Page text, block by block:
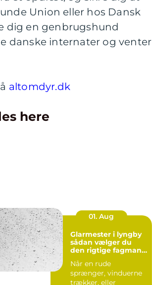
Union eller hos Dansk
dig en genbrugshund
danske internater og venter
altomdyr.dk
here
01. Aug
Glarmester i lyngby
sådan vælger du
den rigtige fagmand
Når en rude
sprænger, vinduerne
trækker, eller